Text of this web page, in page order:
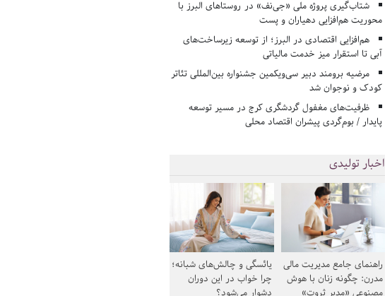
شتاب‌گیری پروژه ملی «جی‌نف» در روستاهای البرز با
محوریت هم‌افزایی دهیاران و پست
هم‌افزایی اقتصادی در البرز؛ از توسعه زیرساخت‌های
آبی تا استقرار میز خدمت مالیاتی
مرضیه برومند دبیر سی‌ویکمین جشنواره بین‌المللی تئاتر
کودک و نوجوان شد
ظرفیت‌های مغفول گردشگری کرج در مسیر توسعه
پایدار / بوم‌گردی پیشران اقتصاد محلی
اخبار تولیدی
راهنمای جامع مدیریت مالی
مدرن: چگونه زنان با هوش
یائسگی و چالش‌های شبانه؛
چرا خواب در این دوران